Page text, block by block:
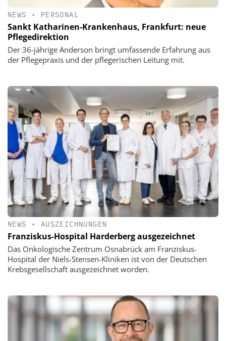
NEWS • PERSONAL
Sankt Katharinen-Krankenhaus, Frankfurt: neue
Pflegedirektion
Der 36-jährige Anderson bringt umfassende Erfahrung aus
der Pflegepraxis und der pflegerischen Leitung mit.
NEWS • AUSZEICHNUNGEN
Franziskus-Hospital Harderberg ausgezeichnet
Das Onkologische Zentrum Osnabrück am Franziskus-
Hospital der Niels-Stensen-Kliniken ist von der Deutschen
Krebsgesellschaft ausgezeichnet worden.